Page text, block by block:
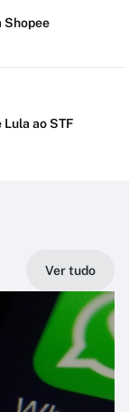
Shopee
ao STF
Ver tudo